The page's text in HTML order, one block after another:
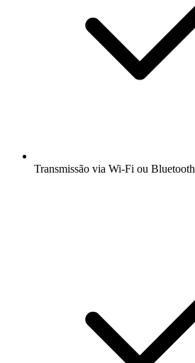
Transmissão via Wi-Fi ou Bluetooth